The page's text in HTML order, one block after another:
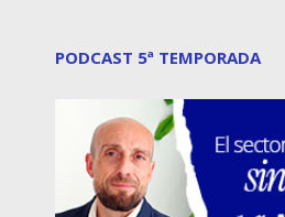
PODCAST 5ª TEMPORADA